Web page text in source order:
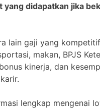
yang didapatkan jika
lain gaji yang
makan, BPJS
kinerja, dan
lengkap mengenai